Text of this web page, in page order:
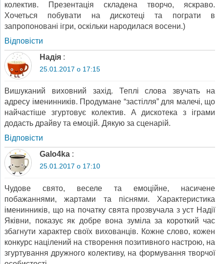
колектив. Презентація складена творчо, яскраво.
Хочеться побувати на дискотеці та пограти в
запропоновані ігри, оскільки народилася восени.)
Відповіcти
Надія :
25.01.2017 о 17:15
Вишуканий виховний захід. Теплі слова звучать на
адресу іменинників. Продумане “застілля” для малечі, що
найчастіше згуртовує колектив. А дискотека з іграми
додасть драйву та емоцій. Дякую за сценарій.
Відповіcти
Galo4ka :
25.01.2017 о 17:10
Чудове свято, веселе та емоційне, насичене
побажаннями, жартами та піснями. Характеристика
іменинників, що на початку свята прозвучала з уст Надії
Яківни, показує як добре вона зуміла за короткий час
збагнути характер своїх вихованців. Кожне слово, кожен
конкурс націлений на створення позитивного настрою, на
згуртування дружного колективу, на формування творчої